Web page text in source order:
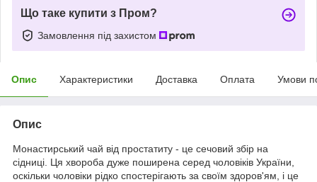
Що таке купити з Пром?
Замовлення під захистом
Опис Характеристики Доставка Оплата Умови
Опис
Монастирський чай від простатиту - це сечовий збір на
сідниці. Ця хвороба дуже поширена серед чоловіків України,
оскільки чоловіки рідко спостерігають за своїм здоров'ям, і це